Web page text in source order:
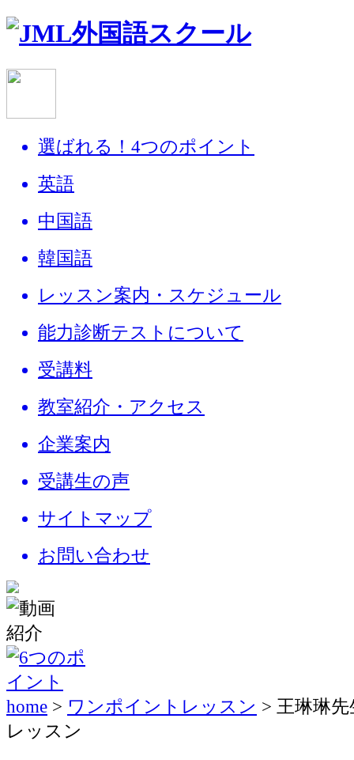
選ばれる！4つのポイント
英語
中国語
韓国語
レッスン案内・スケジュール
能力診断テストについて
受講料
教室紹介・アクセス
企業案内
受講生の声
サイトマップ
お問い合わせ
home > ワンポイントレッスン > 王琳琳
レッスン